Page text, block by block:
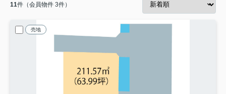
11件（会員物件 3件）
売地